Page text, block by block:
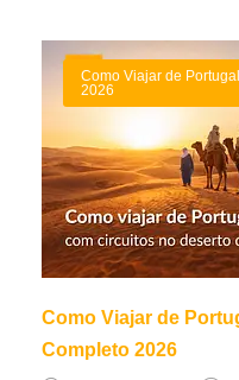
Como Viajar de
2026
Como Viajar de
Completo 2026